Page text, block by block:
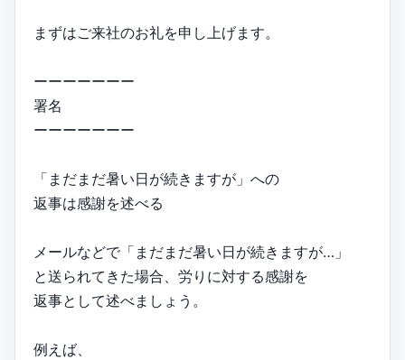
まずはご来社のお礼を申し上げます。
ーーーーーーー
署名
ーーーーーーー
「まだまだ暑い日が続きますが」への
返事は感謝を述べる
メールなどで「まだまだ暑い日が続きますが…」
と送られてきた場合、労りに対する感謝を
返事として述べましょう。
例えば、